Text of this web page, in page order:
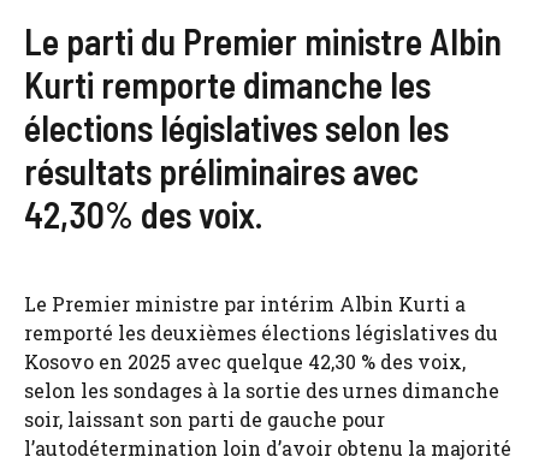
Le parti du Premier ministre Albin
Kurti remporte dimanche les
élections législatives selon les
résultats préliminaires avec
42,30% des voix.
Le Premier ministre par intérim Albin Kurti a
remporté les deuxièmes élections législatives du
Kosovo en 2025 avec quelque 42,30 % des voix,
selon les sondages à la sortie des urnes dimanche
soir, laissant son parti de gauche pour
l’autodétermination loin d’avoir obtenu la majorité